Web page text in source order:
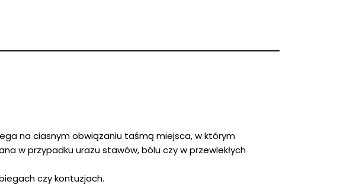
na ciasnym obwiązaniu taśmą miejsca, w którym
w przypadku urazu stawów, bólu czy w przewlekłych
czy kontuzjach.